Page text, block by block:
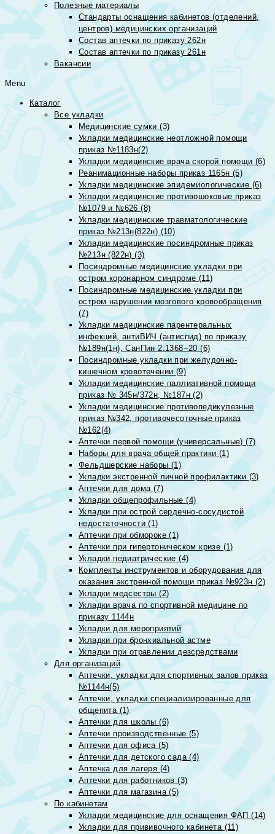
Полезные материалы
Стандарты оснащения кабинетов (отделений,
центров) медицинских организаций
Состав аптечки по приказу 262н
Состав аптечки по приказу 261н
Вакансии
Menu
Каталог
Все укладки
Медицинские сумки (3)
Укладки медицинские неотложной помощи
приказ №1183н(2)
Укладки медицинские врача скорой помощи (6)
Реанимационные наборы приказ 1165н (5)
Укладки медицинские эпидемиологические (6)
Укладки медицинские противошоковые приказ
№1079 и №626 (8)
Укладки медицинские травматологические
приказ №213н(822н) (10)
Укладки медицинские посиндромные приказ
№213н (822н) (3)
Посиндромные медицинские укладки при
остром коронарном синдроме (11)
Посиндромные медицинские укладки при
остром нарушении мозгового кровообращения
(7)
Укладки медицинские парентеральных
инфекций, антиВИЧ (антиспид) по приказу
№189н(1н), СанПин 2.1368−20 (6)
Посиндромные укладки при желудочно-
кишечном кровотечении (9)
Укладки медицинские паллиативной помощи
приказ № 345н/372н, №187н (2)
Укладки медицинские противопедикулезные
приказ №342, противочесоточные приказ
№162(4)
Аптечки первой помощи (универсальные) (7)
Наборы для врача общей практики (1)
Фельдшерские наборы (1)
Укладки экстренной личной профилактики (3)
Аптечки для дома (7)
Укладки общепрофильные (4)
Укладки при острой сердечно-сосудистой
недостаточности (1)
Аптечки при обмороке (1)
Аптечки при гипертоническом кризе (1)
Укладки педиатрические (4)
Комплекты инструментов и оборудования для
оказания экстренной помощи приказ №923н (2)
Укладки медсестры (2)
Укладки врача по спортивной медицине по
приказу 1144н
Укладки для мероприятий
Укладки при бронхиальной астме
Укладки при отравлении дезсредствами
Для организаций
Аптечки, укладки для спортивных залов приказ
№1144н(5)
Аптечки, укладки специализированные для
общепита (1)
Аптечки для школы (6)
Аптечки производственные (5)
Аптечки для офиса (5)
Аптечки для детского сада (4)
Аптечка для лагеря (4)
Аптечки для работников (3)
Аптечки для магазина (5)
По кабинетам
Укладки медицинские для оснащения ФАП (14)
Укладки для прививочного кабинета (11)